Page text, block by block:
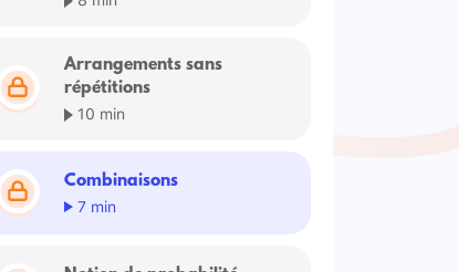
Arrangements sans
répétitions
10 min
Combinaisons
7 min